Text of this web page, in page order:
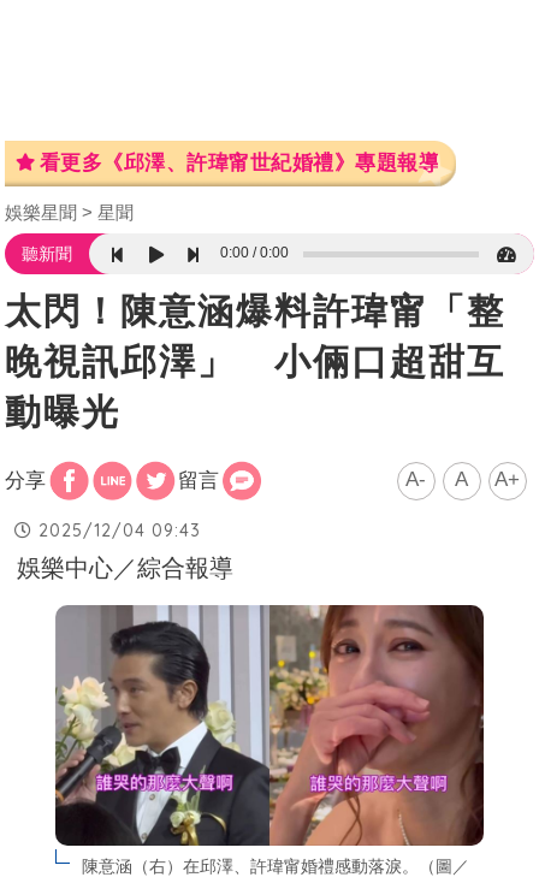
看更多《邱澤、許瑋甯世紀婚禮》專題報導
娛樂星聞 星聞
聽新聞 0:00 0:00
太閃！陳意涵爆料許瑋甯「整
晚視訊邱澤」 小倆口超甜互
動曝光
分享 留言 A- A A+
2025/12/04 09:43
娛樂中心／綜合報導
陳意涵（右）在邱澤、許瑋甯婚禮感動落淚。（圖／